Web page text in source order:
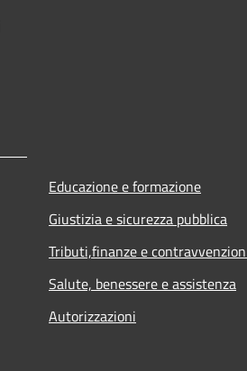
Educazione e formazione
Giustizia e sicurezza pubblica
Tributi,finanze e
Salute, benessere e assistenza
Autorizzazioni